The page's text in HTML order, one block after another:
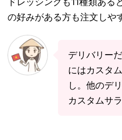
の好みがある方も注文しや
デリバリー
にはカスタ
し。他のデ
カスタムサ